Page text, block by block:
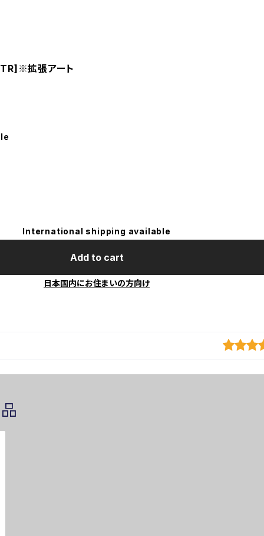
拡張アート
International shipping available
Add to cart
日本国内にお住まいの方向け